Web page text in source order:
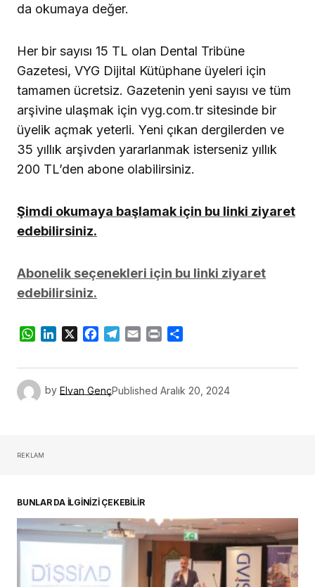
da okumaya değer.
Her bir sayısı 15 TL olan Dental Tribüne
Gazetesi, VYG Dijital Kütüphane üyeleri için
tamamen ücretsiz. Gazetenin yeni sayısı ve tüm
arşivine ulaşmak için vyg.com.tr sitesinde bir
üyelik açmak yeterli. Yeni çıkan dergilerden ve
35 yıllık arşivden yararlanmak isterseniz yıllık
200 TL’den abone olabilirsiniz.
Şimdi okumaya başlamak için bu linki ziyaret
edebilirsiniz.
Abonelik seçenekleri için bu linki ziyaret
edebilirsiniz.
WhatsApp
LinkedIn
X Facebook
Telegram
Email Print
by Elvan GençPublished Aralık 20, 2024
REKLAM
BUNLAR DA İLGİNİZİ ÇEKEBİLİR